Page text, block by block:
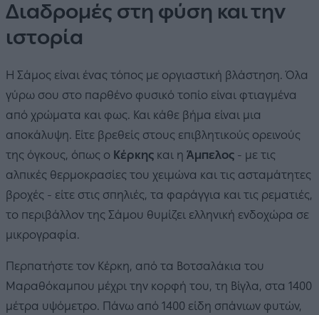
Διαδρομές στη φύση και την
ιστορία
Η Σάμος είναι ένας τόπος με οργιαστική βλάστηση. Όλα
γύρω σου στο παρθένο φυσικό τοπίο είναι φτιαγμένα
από χρώματα και φως. Και κάθε βήμα είναι μια
αποκάλυψη. Είτε βρεθείς στους επιβλητικούς ορεινούς
της όγκους, όπως ο Κέρκης και η Άμπελος - με τις
αλπικές θερμοκρασίες του χειμώνα και τις ασταμάτητες
βροχές - είτε στις σπηλιές, τα φαράγγια και τις ρεματιές,
το περιβάλλον της Σάμου θυμίζει ελληνική ενδοχώρα σε
μικρογραφία.
Περπατήστε τον Κέρκη, από τα Βοτσαλάκια του
Μαραθόκαμπου μέχρι την κορφή του, τη Βίγλα, στα 1400
μέτρα υψόμετρο. Πάνω από 1400 είδη σπάνιων φυτών,